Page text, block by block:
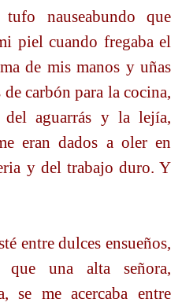
nauseabundo que
piel cuando fregaba el
de mis manos y uñas
carbón para la cocina,
aguarrás y la lejía,
eran dados a oler en
y del trabajo duro. Y
entre dulces ensueños,
que una alta señora,
se me acercaba entre